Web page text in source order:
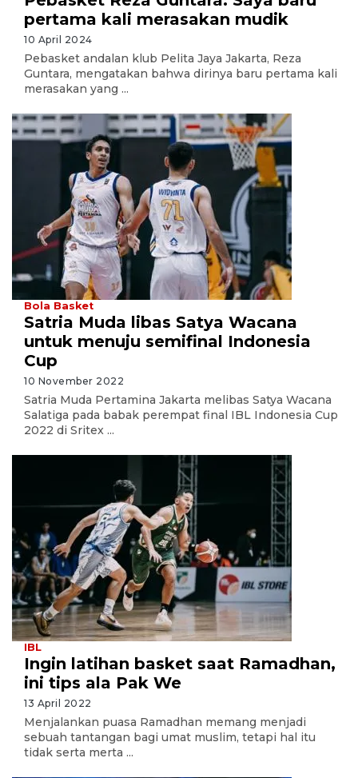
pertama kali merasakan mudik
10 April 2024
Pebasket andalan klub Pelita Jaya Jakarta, Reza
Guntara, mengatakan bahwa dirinya baru pertama kali
merasakan yang ...
Bola Basket
Satria Muda libas Satya Wacana
untuk menuju semifinal Indonesia
Cup
10 November 2022
Satria Muda Pertamina Jakarta melibas Satya Wacana
Salatiga pada babak perempat final IBL Indonesia Cup
2022 di Sritex ...
IBL
Ingin latihan basket saat Ramadhan,
ini tips ala Pak We
13 April 2022
Menjalankan puasa Ramadhan memang menjadi
sebuah tantangan bagi umat muslim, tetapi hal itu
tidak serta merta ...